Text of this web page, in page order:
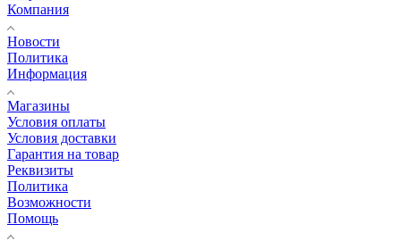
Компания
Новости
Политика
Информация
Магазины
Условия оплаты
Условия доставки
Гарантия на товар
Реквизиты
Политика
Возможности
Помощь